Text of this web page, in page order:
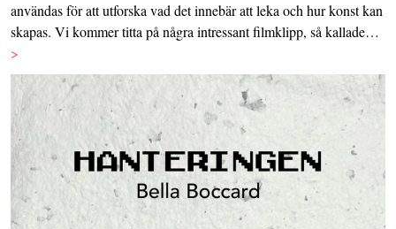
användas för att utforska vad det innebär att leka och hur konst kan
skapas. Vi kommer titta på några intressant filmklipp, så kallade…
>